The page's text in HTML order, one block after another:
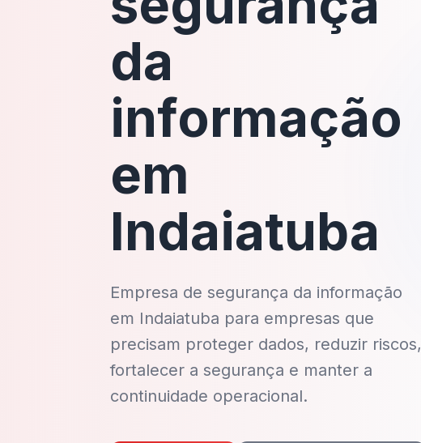
da
informação
em
Indaiatuba
Empresa de segurança da informação
em Indaiatuba para empresas que
precisam proteger dados, reduzir riscos,
fortalecer a segurança e manter a
continuidade operacional.